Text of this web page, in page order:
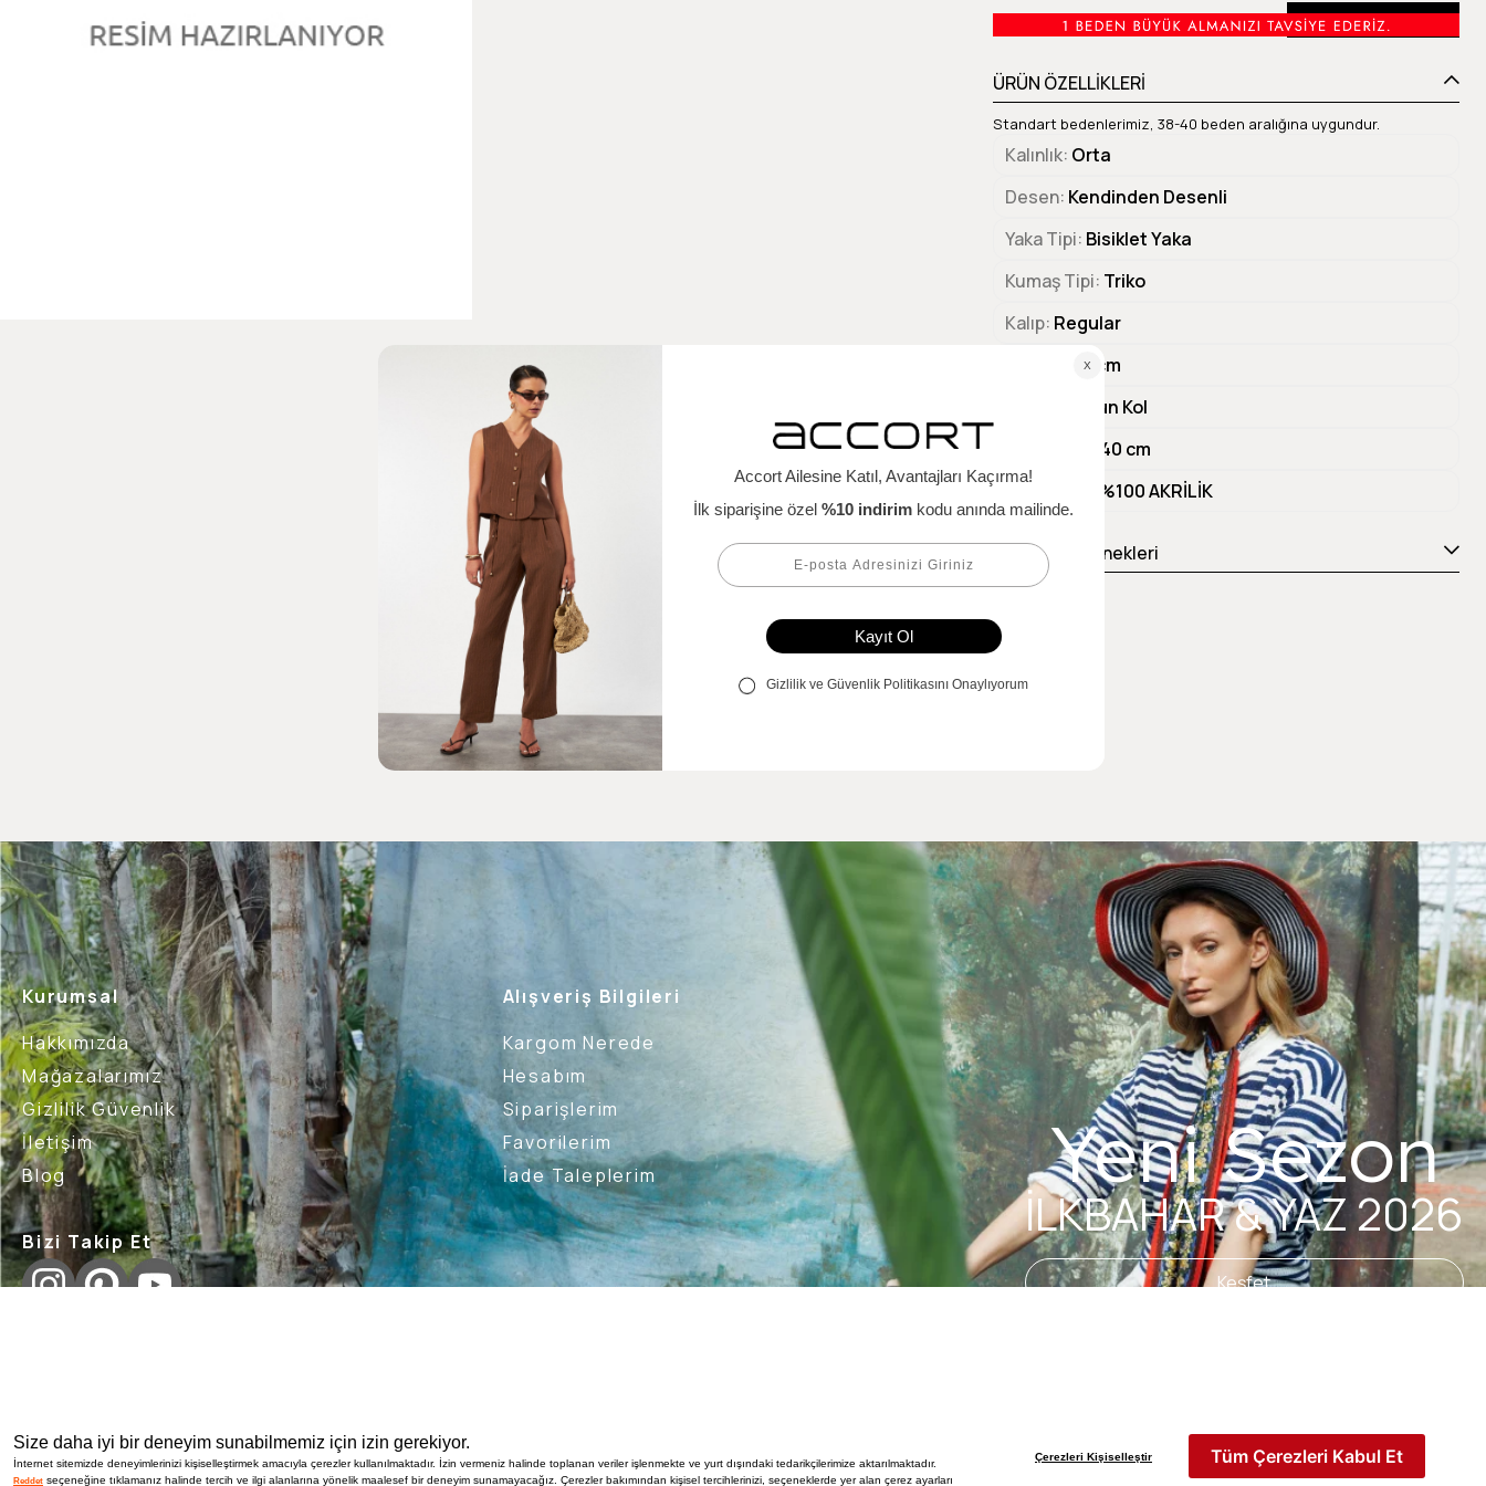
Beden Tablosu
ÜRÜN ÖZELLİKLERİ
Standart bedenlerimiz, 38-40 beden aralığına uygundur.
Kalınlık Orta
Desen Kendinden Desenli
Yaka Tipi Bisiklet Yaka
Kumaş Tipi Triko
Kalıp Regular
40 cm
Uzun Kol
40 cm
%100 AKRİLİK
Ödeme Seçenekleri
Kurumsal
Hakkımızda
Mağazalarımız
Gizlilik Güvenlik
İletişim
Blog
Alışveriş Bilgileri
Kargom Nerede
Hesabım
Siparişlerim
Favorilerim
İade Taleplerim
Bizi Takip Et
Yeni Sezon
İLKBAHAR & YAZ 2026
Keşfet
Size daha iyi bir deneyim sunabilmemiz için izin gerekiyor.
İnternet sitemizde deneyimlerinizi kişiselleştirmek amacıyla çerezler kullanılmaktadır. İzin vermeniz halinde toplanan veriler işlenmekte ve yurt dışındaki tedarikçilerimize aktarılmaktadır.
Reddet seçeneğine tıklamanız halinde tercih ve ilgi alanlarına yönelik maalesef bir deneyim sunamayacağız. Çerezler bakımından kişisel tercihlerinizi, seçeneklerde yer alan çerez ayarları
Çerezleri Kişiselleştir Tüm Çerezleri Kabul Et